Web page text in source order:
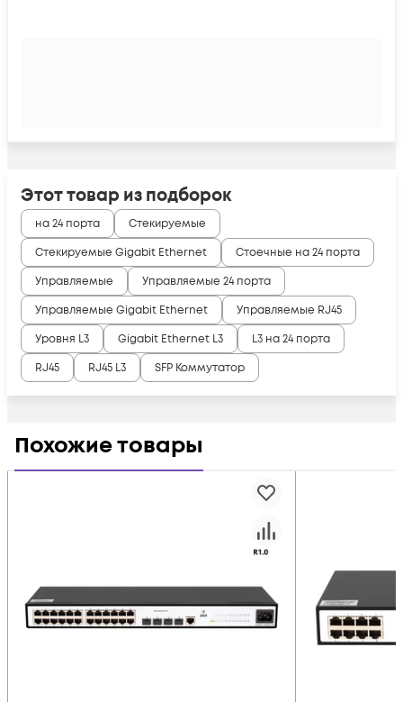
Этот товар из подборок
на 24 порта
Стекируемые
Стекируемые Gigabit Ethernet
Стоечные на 24 порта
Управляемые
Управляемые 24 порта
Управляемые Gigabit Ethernet
Управляемые RJ45
Уровня L3
Gigabit Ethernet L3
L3 на 24 порта
RJ45
RJ45 L3 SFP Коммутатор
Похожие товары